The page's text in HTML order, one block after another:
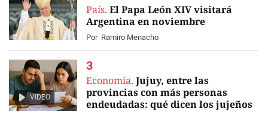
País. El Papa León XIV visitará
Argentina en noviembre
Por Ramiro Menacho
VIDEO
Economía. Jujuy, entre las
provincias con más personas
endeudadas: qué dicen los jujeños